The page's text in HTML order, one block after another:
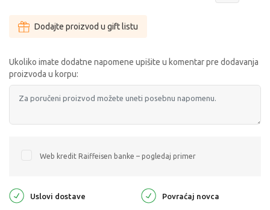
Dodajte proizvod u gift listu
Ukoliko imate dodatne napomene upišite u komentar pre dodavanja
proizvoda u korpu:
Web kredit Raiffeisen banke – pogledaj primer
Uslovi dostave Povraćaj novca